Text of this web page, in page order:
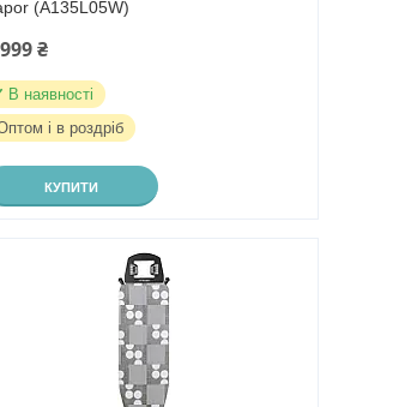
(A135L05W)
₴
В наявності
і в роздріб
КУПИТИ